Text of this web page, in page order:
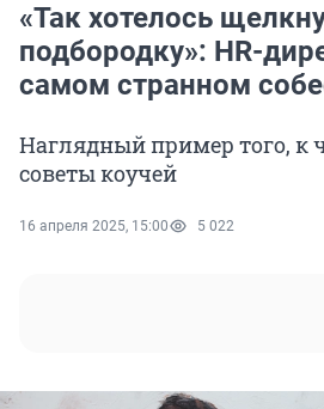
«Так хотелось
подбородку»: HR-
самом странном
Наглядный пример того, к
советы коучей
16 апреля 2025, 15:00 5 022